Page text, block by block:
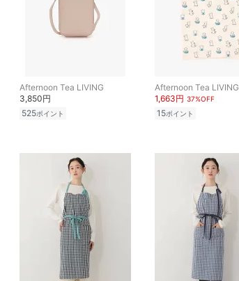
Afternoon Tea LIVING
3,850円
525ポイント
Afternoon Tea LIVING
1,663円 37%OFF
15ポイント